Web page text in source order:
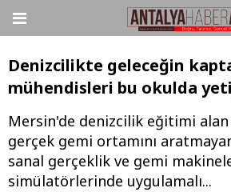
Denizcilikte geleceğin
mühendisleri bu okulda
Mersin'de denizcilik eğitimi
gerçek gemi ortamını
sanal gerçeklik ve gemi
simülatörlerinde uygulamalı...